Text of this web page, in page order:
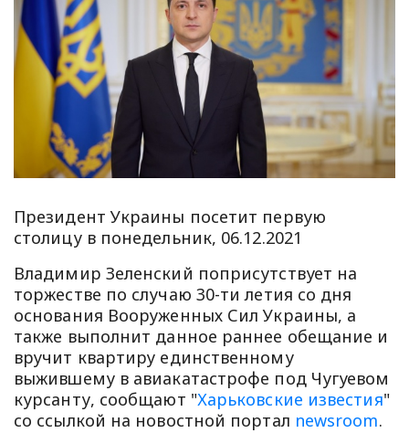
Президент Украины посетит первую
столицу в понедельник, 06.12.2021
Владимир Зеленский поприсутствует на
торжестве по случаю 30-ти летия со дня
основания Вооруженных Сил Украины, а
также выполнит данное раннее обещание и
вручит квартиру единственному
выжившему в авиакатастрофе под Чугуевом
курсанту, сообщают "Харьковские известия"
со ссылкой на новостной портал newsroom.